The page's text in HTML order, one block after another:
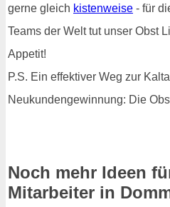
gerne gleich kistenweise - für
Teams der Welt tut unser Obst
Appetit!
P.S. Ein effektiver Weg zur
Neukundengewinnung: Die
Noch mehr Ideen
Mitarbeiter in